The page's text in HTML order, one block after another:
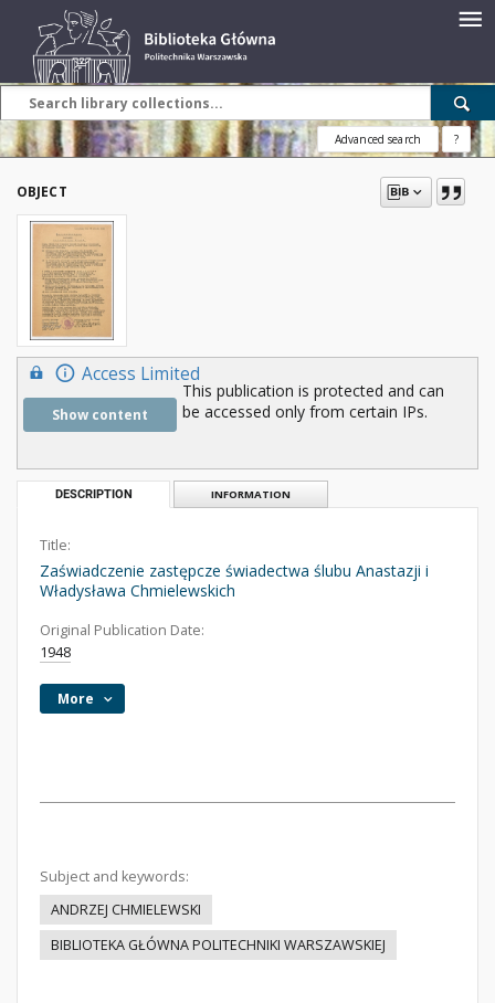
Advanced search ?
OBJECT
Access Limited
Show content
This publication is protected and can
be accessed only from certain IPs.
DESCRIPTION INFORMATION
Title:
Zaświadczenie zastępcze świadectwa ślubu Anastazji i
Władysława Chmielewskich
Original Publication Date:
1948
More
Subject and keywords:
ANDRZEJ CHMIELEWSKI
BIBLIOTEKA GŁÓWNA POLITECHNIKI WARSZAWSKIEJ